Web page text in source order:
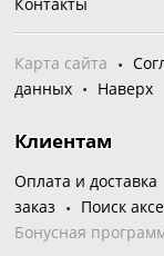
Карта сайта
данных
Наверх
Клиентам
Оплата и доставка
заказ
Поиск
Бонусная